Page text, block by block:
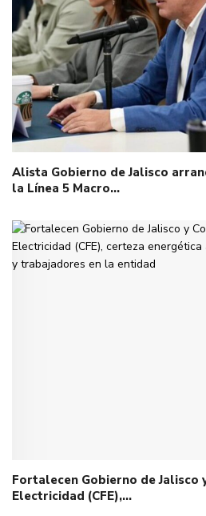
Alista Gobierno de Jalisco
la Línea 5 Macro…
Fortalecen Gobierno de Jalisco
Electricidad (CFE),…